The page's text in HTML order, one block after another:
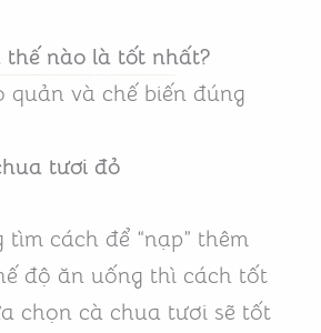
thế nào là tốt nhất?
quản và chế biến đúng
tươi đỏ
cách để “nạp” thêm
độ ăn uống thì cách tốt
chọn cà chua tươi sẽ tốt